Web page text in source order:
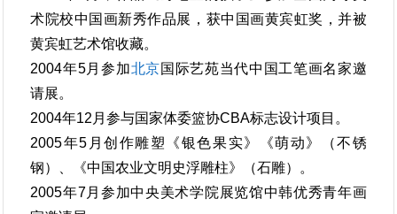
术院校中国画新秀作品展，获中国画黄宾虹奖，并被
黄宾虹艺术馆收藏。
2004年5月参加北京国际艺苑当代中国工笔画名家邀
请展。
2004年12月参与国家体委篮协CBA标志设计项目。
2005年5月创作雕塑《银色果实》《萌动》（不锈
钢）、《中国农业文明史浮雕柱》（石雕）。
2005年7月参加中央美术学院展览馆中韩优秀青年画